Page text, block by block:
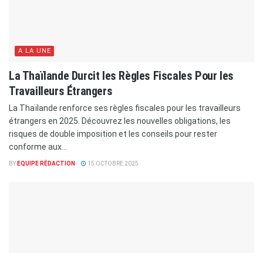
A LA UNE
La Thaïlande Durcit les Règles Fiscales Pour les
Travailleurs Étrangers
La Thaïlande renforce ses règles fiscales pour les travailleurs
étrangers en 2025. Découvrez les nouvelles obligations, les
risques de double imposition et les conseils pour rester
conforme aux...
BY EQUIPE RÉDACTION 15 OCTOBRE 2025